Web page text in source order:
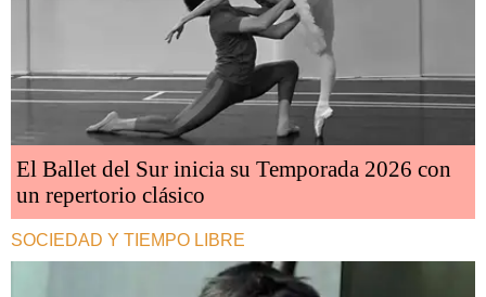
El Ballet del Sur inicia su Temporada 2026 con
un repertorio clásico
SOCIEDAD Y TIEMPO LIBRE